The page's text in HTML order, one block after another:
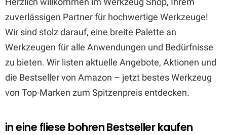
zuverlässigen Partner für hochwertige Werkzeuge!
Wir sind stolz darauf, eine breite Palette an
Werkzeugen für alle Anwendungen und Bedürfnisse
zu bieten. Wir listen aktuelle Angebote, Aktionen und
die Bestseller von Amazon – jetzt bestes Werkzeug
von Top-Marken zum Spitzenpreis entdecken.
in eine fliese bohren Bestseller kaufen